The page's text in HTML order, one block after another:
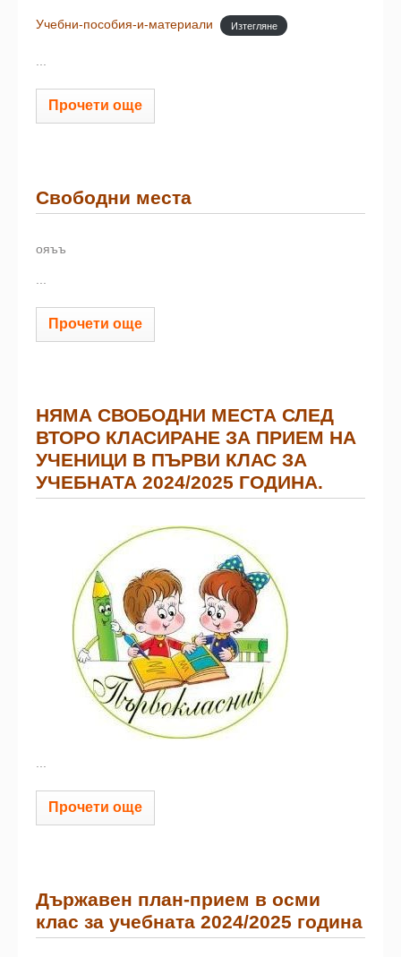
Учебни-пособия-и-материали Изтегляне
Прочети още
Свободни места
ояъъ
Прочети още
НЯМА СВОБОДНИ МЕСТА СЛЕД
ВТОРО КЛАСИРАНЕ ЗА ПРИЕМ НА
УЧЕНИЦИ В ПЪРВИ КЛАС ЗА
УЧЕБНАТА 2024/2025 ГОДИНА.
Прочети още
Държавен план-прием в осми
клас за учебната 2024/2025 година